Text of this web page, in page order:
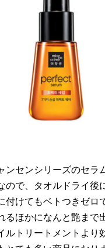
ンセンシリーズのセラ
ので、タオルドライ後
付けてもベトつきゼロ
るほかになんと艶まで
ルトリートメントより